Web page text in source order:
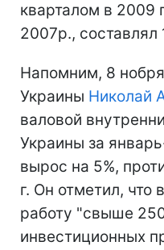
кварталом в 2009
2007р., составлял
Напомним, 8
Украины Николай
валовой
Украины за
вырос на 5%,
г. Он отметил, что
работу "свыше
инвестиционных